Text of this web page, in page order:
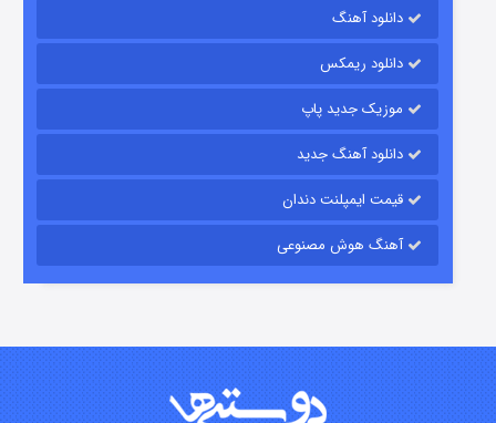
قسمت
قسمت۲ (دوبله) منتشر شد
دانلود آهنگ
دانلود ریمکس
موزیک جدید پاپ
دانلود آهنگ جدید
قیمت ایمپلنت دندان
آهنگ هوش مصنوعی